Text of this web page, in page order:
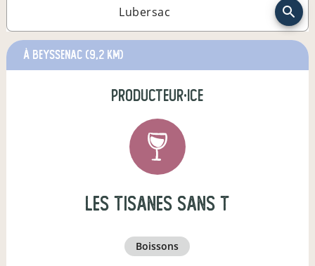
à Beyssenac (9,2 km)
producteur·ice
Les tisanes sans T
boissons